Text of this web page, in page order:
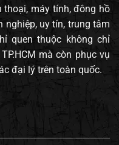
máy tính, đông hồ
nghiệp, uy tín, trung tâm
quen thuộc không chỉ
mà còn phục vụ
đại lý trên toàn quốc.